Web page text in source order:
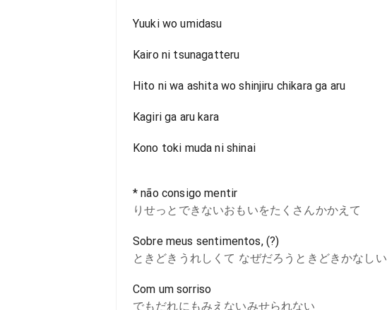
Yuuki wo umidasu
Kairo ni tsunagatteru
Hito ni wa ashita wo shinjiru chikara ga aru
Kagiri ga aru kara
Kono toki muda ni shinai
* não consigo mentir
りせっとできないおもいをたくさんかかえて
Sobre meus sentimentos, (?)
ときどきうれしくて なぜだろうときどきかなしい
Com um sorriso
でもだれにもみえないみせられない